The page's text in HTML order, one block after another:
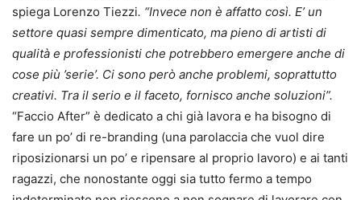
spiega Lorenzo Tiezzi. “Invece non è affatto così. E’ un
settore quasi sempre dimenticato, ma pieno di artisti di
qualità e professionisti che potrebbero emergere anche di
cose più ’serie’. Ci sono però anche problemi, soprattutto
creativi. Tra il serio e il faceto, fornisco anche soluzioni”.
“Faccio After” è dedicato a chi già lavora e ha bisogno di
fare un po’ di re-branding (una parolaccia che vuol dire
riposizionarsi un po’ e ripensare al proprio lavoro) e ai tanti
ragazzi, che nonostante oggi sia tutto fermo a tempo